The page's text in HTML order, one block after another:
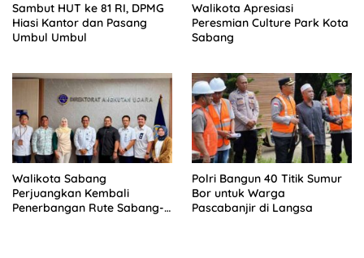
Sambut HUT ke 81 RI, DPMG
Hiasi Kantor dan Pasang
Umbul Umbul
Walikota Apresiasi
Peresmian Culture Park Kota
Sabang
Walikota Sabang
Perjuangkan Kembali
Penerbangan Rute Sabang-
Polri Bangun 40 Titik Sumur
Bor untuk Warga
Pascabanjir di Langsa